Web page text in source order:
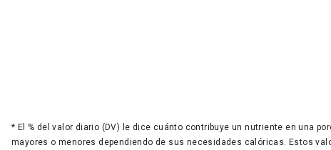
* El % del valor diario (DV) le dice cuánto contribuye un nutriente en una
mayores o menores dependiendo de sus necesidades calóricas. Estos